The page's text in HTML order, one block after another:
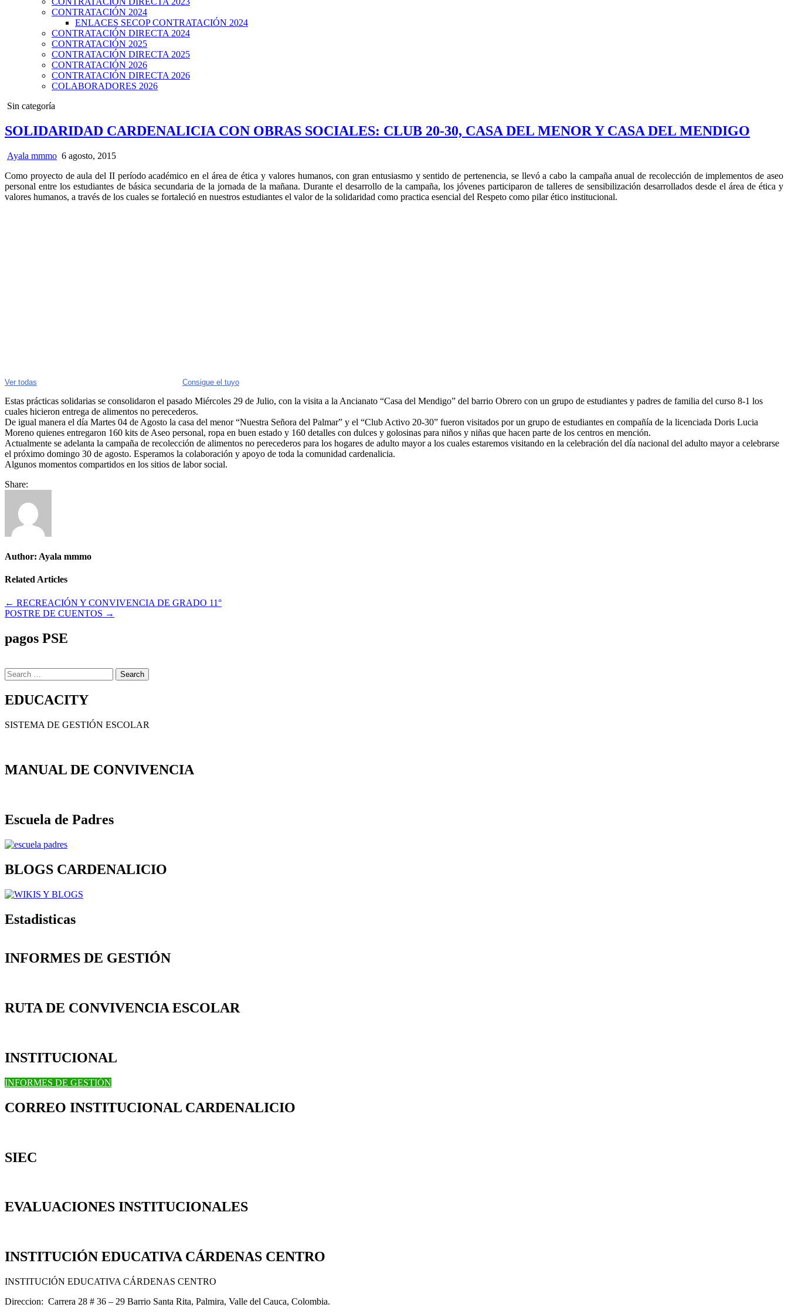
CONTRATACIÓN 2024
ENLACES SECOP CONTRATACIÓN 2024
CONTRATACIÓN DIRECTA 2024
CONTRATACIÓN 2025
CONTRATACIÓN DIRECTA 2025
CONTRATACIÓN 2026
CONTRATACIÓN DIRECTA 2026
COLABORADORES 2026
Posted
Sin categoría
SOLIDARIDAD CARDENALICIA CON OBRAS SOCIALES: CLUB 20-30, CASA DEL MENOR Y CASA DEL MENDIGO
Ayala mmmo 6 agosto, 2015
Como proyecto de aula del II período académico en el área de ética y valores humanos, con gran entusiasmo y sentido de pertenencia, se llevó a cabo la campaña anual de recolección de implementos de aseo
personal entre los estudiantes de básica secundaria de la jornada de la mañana. Durante el desarrollo de la campaña, los jóvenes participaron de talleres de sensibilización desarrollados desde el área de ética y
valores humanos, a través de los cuales se fortaleció en nuestros estudiantes el valor de la solidaridad como practica esencial del Respeto como pilar ético institucional.
Ver todas Consigue el tuyo
Estas prácticas solidarias se consolidaron el pasado Miércoles 29 de Julio, con la visita a la Ancianato “Casa del Mendigo” del barrio Obrero con un grupo de estudiantes y padres de familia del curso 8-1 los
cuales hicieron entrega de alimentos no perecederos.
De igual manera el día Martes 04 de Agosto la casa del menor “Nuestra Señora del Palmar” y el “Club Activo 20-30” fueron visitados por un grupo de estudiantes en compañía de la licenciada Doris Lucia
Moreno quienes entregaron 160 kits de Aseo personal, ropa en buen estado y 160 detalles con dulces y golosinas para niños y niñas que hacen parte de los centros en mención.
Actualmente se adelanta la campaña de recolección de alimentos no perecederos para los hogares de adulto mayor a los cuales estaremos visitando en la celebración del día nacional del adulto mayor a celebrarse
el próximo domingo 30 de agosto. Esperamos la colaboración y apoyo de toda la comunidad cardenalicia.
Algunos momentos compartidos en los sitios de labor social.
Share:
Author: Ayala mmmo
Related Articles
Navegación
de
entradas
← RECREACIÓN Y CONVIVENCIA DE GRADO 11°
POSTRE DE CUENTOS →
pagos PSE
Search
for:
EDUCACITY
SISTEMA DE GESTIÓN ESCOLAR
MANUAL DE CONVIVENCIA
Escuela de Padres
BLOGS CARDENALICIO
Estadisticas
INFORMES DE GESTIÓN
RUTA DE CONVIVENCIA ESCOLAR
INSTITUCIONAL
INFORMES DE GESTIÓN
CORREO INSTITUCIONAL CARDENALICIO
SIEC
EVALUACIONES INSTITUCIONALES
INSTITUCIÓN EDUCATIVA CÁRDENAS CENTRO
INSTITUCIÓN EDUCATIVA CÁRDENAS CENTRO
Direccion: Carrera 28 # 36 – 29 Barrio Santa Rita, Palmira, Valle del Cauca, Colombia.